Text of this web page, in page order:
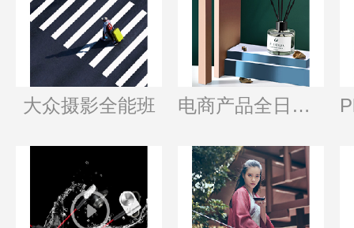
大众摄影全能班 电商产品全日制班